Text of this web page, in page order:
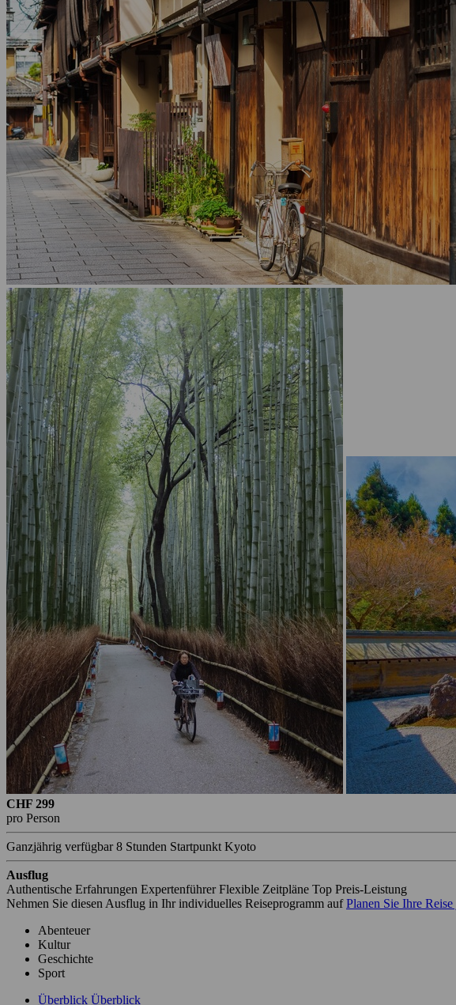
CHF 299
pro Person
Ganzjährig verfügbar8 Stunden Startpunkt Kyoto
Ausflug
Authentische Erfahrungen Expertenführer Flexible Zeitpläne Top Preis-Leistung
Nehmen Sie diesen Ausflug in Ihr individuelles Reiseprogramm aufPlanen Sie Ihre Reise
Abenteuer
Kultur
Geschichte
Sport
Überblick Überblick